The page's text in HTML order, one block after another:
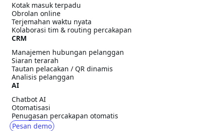
Kotak masuk terpadu
Obrolan online
Terjemahan waktu nyata
Kolaborasi tim & routing percakapan
CRM
Manajemen hubungan pelanggan
Siaran terarah
Tautan pelacakan / QR dinamis
Analisis pelanggan
AI
Chatbot AI
Otomatisasi
Penugasan percakapan otomatis
Pesan demo